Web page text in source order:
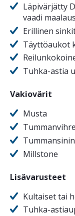
Läpivärjätty
vaadi
Erillinen
Täyttöaukot
Tuhka-astia
Vakiovärit
Musta
Millstone
Lisävarusteet
Kultaiset tai
Tuhka-